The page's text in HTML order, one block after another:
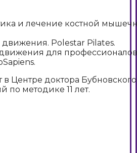
и лечение костной
Polestar Pilates.
для
в Центре доктора
по методике 11 лет.